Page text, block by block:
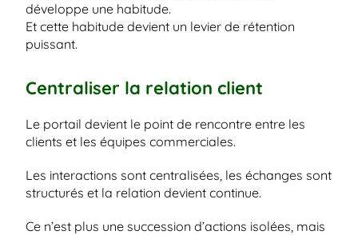
développe une habitude.
Et cette habitude devient un levier de rétention
puissant.
Centraliser la relation client
Le portail devient le point de rencontre entre les
clients et les équipes commerciales.
Les interactions sont centralisées, les échanges sont
structurés et la relation devient continue.
Ce n’est plus une succession d’actions isolées, mais